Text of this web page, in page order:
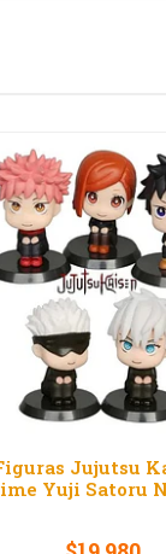
Jujutsu
Yuji Satoru